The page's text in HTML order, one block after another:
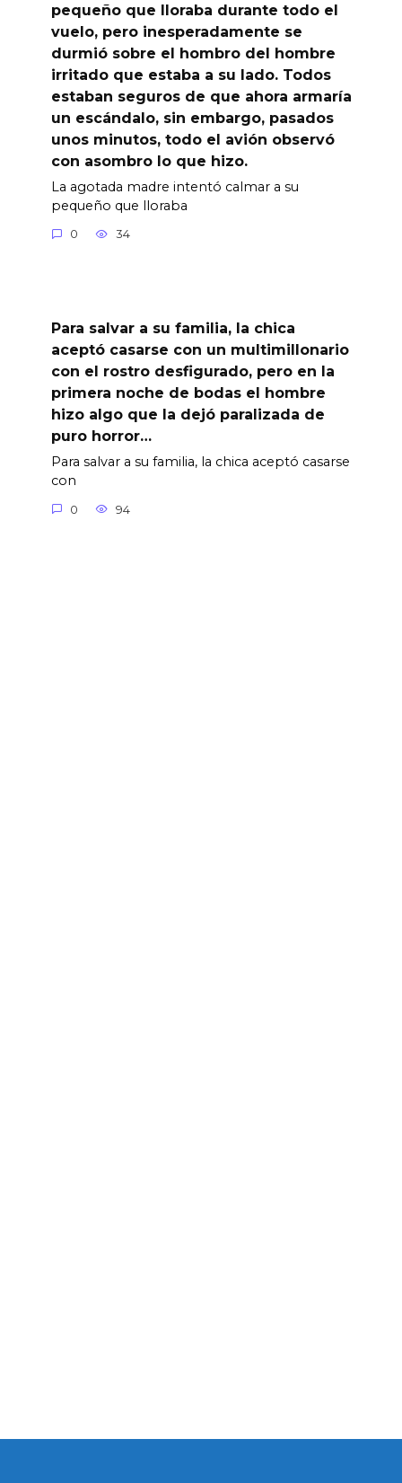
pequeño que lloraba durante todo el
vuelo, pero inesperadamente se
durmió sobre el hombro del hombre
irritado que estaba a su lado. Todos
estaban seguros de que ahora armaría
un escándalo, sin embargo, pasados
unos minutos, todo el avión observó
con asombro lo que hizo.
La agotada madre intentó calmar a su
pequeño que lloraba
0 34
Para salvar a su familia, la chica
aceptó casarse con un multimillonario
con el rostro desfigurado, pero en la
primera noche de bodas el hombre
hizo algo que la dejó paralizada de
puro horror…
Para salvar a su familia, la chica aceptó casarse
con
0 94